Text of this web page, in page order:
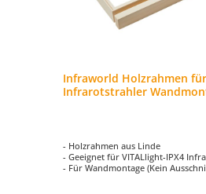
Infraworld Holzrahmen
Infrarotstrahler
- Holzrahmen aus Linde
- Geeignet für VITALlight-IPX4
- Für Wandmontage (Kein